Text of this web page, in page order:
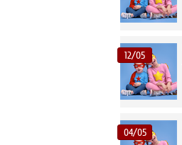
12/05
04/05